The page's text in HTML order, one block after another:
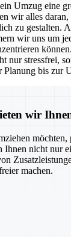
Umzug eine
wir alles daran,
zu gestalten.
wir uns um
nur stressfrei,
Planung bis zur
wir
Ihnen nicht nur
machen.